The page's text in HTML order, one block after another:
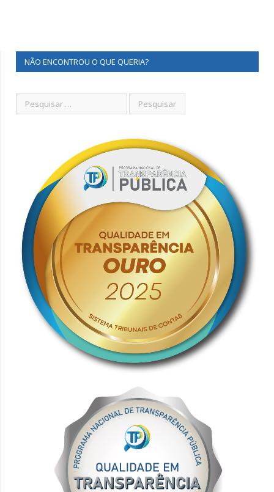
NÃO ENCONTROU O QUE QUERIA?